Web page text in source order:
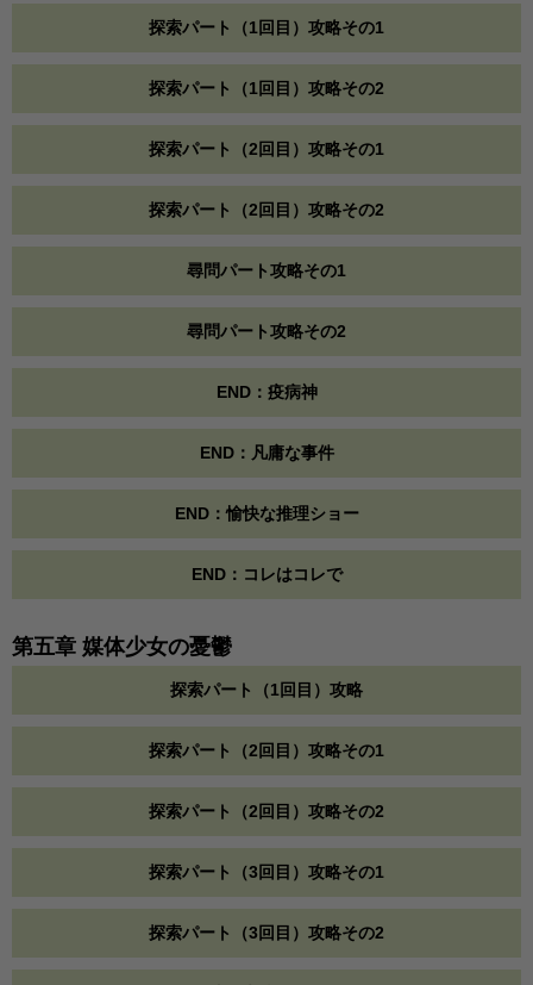
探索パート（1回目）攻略その1
探索パート（1回目）攻略その2
探索パート（2回目）攻略その1
探索パート（2回目）攻略その2
尋問パート攻略その1
尋問パート攻略その2
END：疫病神
END：凡庸な事件
END：愉快な推理ショー
END：コレはコレで
第五章 媒体少女の憂鬱
探索パート（1回目）攻略
探索パート（2回目）攻略その1
探索パート（2回目）攻略その2
探索パート（3回目）攻略その1
探索パート（3回目）攻略その2